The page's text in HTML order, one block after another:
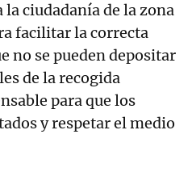
ciudadanía de la zona
facilitar la correcta
no se pueden depositar
de la recogida
para que los
y respetar el medio